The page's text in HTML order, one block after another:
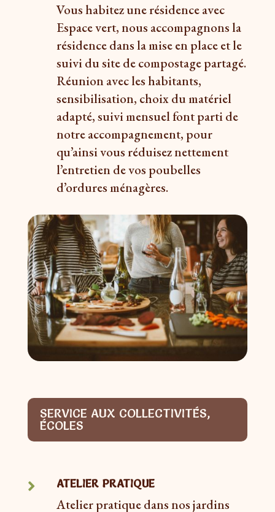
Vous habitez une résidence avec
Espace vert, nous accompagnons la
résidence dans la mise en place et le
suivi du site de compostage partagé.
Réunion avec les habitants,
sensibilisation, choix du matériel
adapté, suivi mensuel font parti de
notre accompagnement, pour
qu’ainsi vous réduisez nettement
l’entretien de vos poubelles
d’ordures ménagères.
SERVICE AUX COLLECTIVITÉS,
ÉCOLES
 ATELIER PRATIQUE
Atelier pratique dans nos jardins